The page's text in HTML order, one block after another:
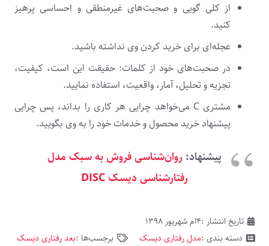
از کلی گویی و صحبت‌های غیرمنطقی و احساسی پرهیز
کنید.
عجله‌ای برای خرید کردن وی نداشته باشید.
در صحبت‌های خود از کلمات: حقیقت این است، کیفیت،
تجزیه و تحلیل، آمار، واقعیت، استفاده نمایید.
مشتری C می‌خواهد چرایی هر کاری را بداند، پس چرایی
پیشنهاد خرید محصول و خدمات خود را به وی بگویید.
پیشنهاد: روان‌شناسی فروش به سبک مدل
رفتارشناسی دیسک DISC
تاریخ انتشار :۴ام شهریور ۱۳۹۸
دسته بندی :مدل رفتاری دیسک برجسب‌ها :بعد رفتاری دیسک